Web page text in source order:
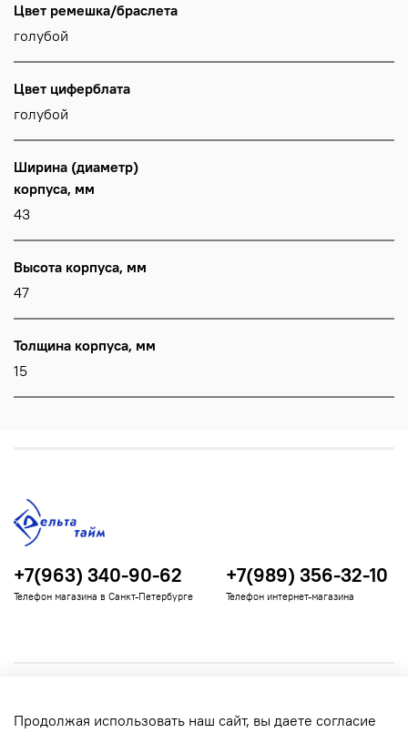
Цвет ремешка/браслета
голубой
Цвет циферблата
голубой
Ширина (диаметр)
корпуса, мм
43
Высота корпуса, мм
47
Толщина корпуса, мм
15
+7(963) 340-90-62
Телефон магазина в Санкт-Петербурге
+7(989) 356-32-10
Телефон интернет-магазина
Продолжая использовать наш сайт, вы даете согласие